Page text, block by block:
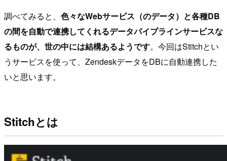
調べてみると、 色々なWebサービス（のデータ）と各種DB
の間を自動で連携してくれるデータパイプラインサービスな
るものが、世の中には結構あるようです。今回はStitchとい
うサービスを使って、ZendeskデータをDBに自動連携した
いと思います。
Stitchとは